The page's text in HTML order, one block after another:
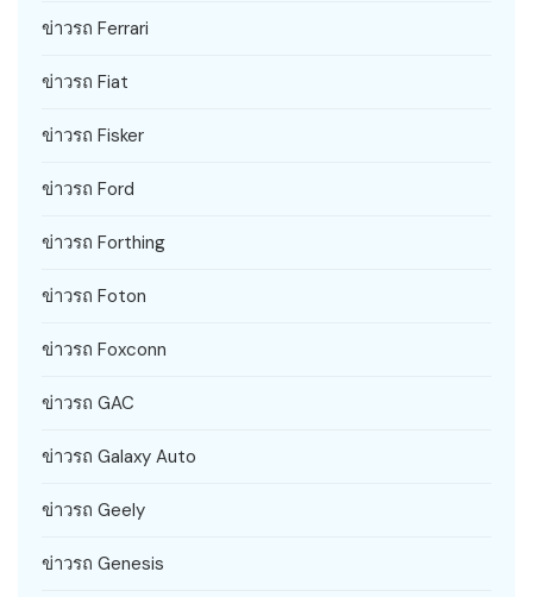
ข่าวรถ Ferrari
ข่าวรถ Fiat
ข่าวรถ Fisker
ข่าวรถ Ford
ข่าวรถ Forthing
ข่าวรถ Foton
ข่าวรถ Foxconn
ข่าวรถ GAC
ข่าวรถ Galaxy Auto
ข่าวรถ Geely
ข่าวรถ Genesis